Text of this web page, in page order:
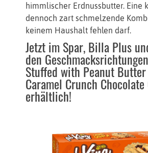
himmlischer Erdnussbutter. Eine
dennoch zart schmelzende
keinem Haushalt fehlen darf.
Jetzt im Spar, Billa Plus
den
Stuffed with Peanut
Caramel Crunch
erhältlich!